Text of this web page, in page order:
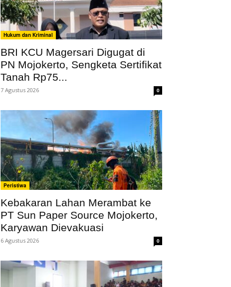
Hukum dan Kriminal
BRI KCU Magersari Digugat di
PN Mojokerto, Sengketa Sertifikat
Tanah Rp75...
7 Agustus 2026 0
Peristiwa
Kebakaran Lahan Merambat ke
PT Sun Paper Source Mojokerto,
Karyawan Dievakuasi
6 Agustus 2026 0